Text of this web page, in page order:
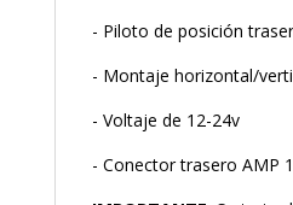
- Piloto de posición
- Montaje horizontal/
- Voltaje de 12-24v
- Conector trasero AMP